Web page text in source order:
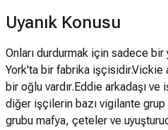
Uyanık Konusu
Onları durdurmak için sadece
York'ta bir fabrika işçisidir.Vickie
bir oğlu vardır.Eddie arkadaşı ve
diğer işçilerin bazı vigilante
grubu mafya, çeteler ve